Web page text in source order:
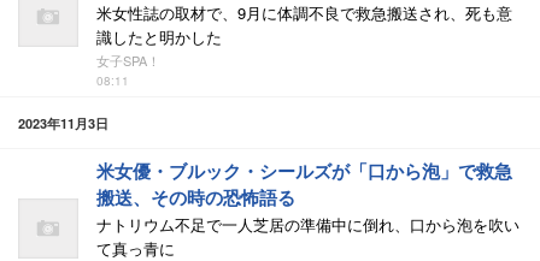
米女性誌の取材で、9月に体調不良で救急搬送され、死も意
識したと明かした
女子SPA！
08:11
2023年11月3日
米女優・ブルック・シールズが「口から泡」で救急
搬送、その時の恐怖語る
ナトリウム不足で一人芝居の準備中に倒れ、口から泡を吹い
て真っ青に